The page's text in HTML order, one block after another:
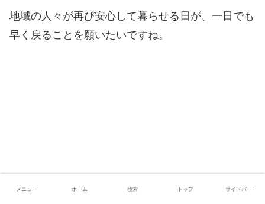
地域の人々が再び安心して暮らせる日が、一日でも
早く戻ることを願いたいですね。
メニュー ホーム 検索 トップ サイドバー